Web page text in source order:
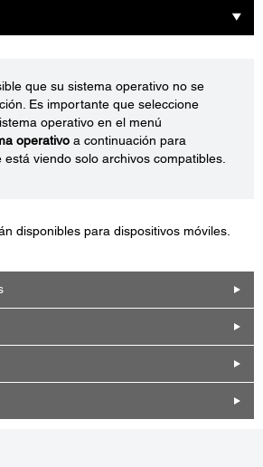
que su sistema operativo no se
Es importante que seleccione
operativo en el menú
operativo a continuación para
viendo solo archivos compatibles.
disponibles para dispositivos móviles.